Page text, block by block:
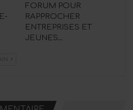
FORUM POUR
RAPPROCHER
ENTREPRISES ET
JEUNES…